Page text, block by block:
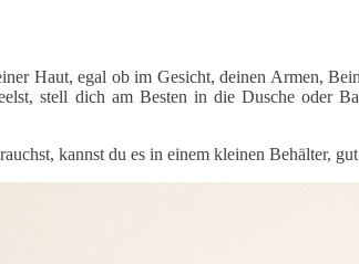
Haut, egal ob im Gesicht, deinen Armen,
stell dich am Besten in die Dusche oder
kannst du es in einem kleinen Behälter,